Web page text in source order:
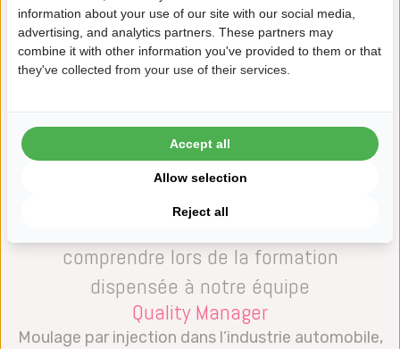
possibilités.
« Datalyzer a une grande compréhension
l’AIAG-VDA FMEA et l’a très bien fait
comprendre lors de la formation
dispensée à notre équipe
Quality Manager
Moulage par injection dans l’industrie automobile,
information about your use of our site with our social media,
advertising, and analytics partners. These partners may
combine it with other information you've provided to them or that
they've collected from your use of their services.
Reject all
Allow selection
Accept all